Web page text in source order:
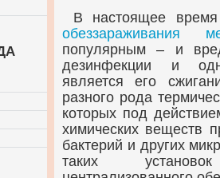
В настоящее время
обеззараживания
популярным – и
дезинфекции и
является его
разного рода
которых под
химических веществ
бактерий и других
таких